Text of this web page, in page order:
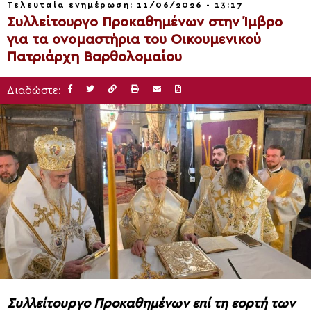
Τελευταία ενημέρωση: 11/06/2026 - 13:17
Συλλείτουργο Προκαθημένων στην Ίμβρο
για τα ονομαστήρια του Οικουμενικού
Πατριάρχη Βαρθολομαίου
Διαδώστε:
Συλλείτουργο Προκαθημένων επί τη εορτή των